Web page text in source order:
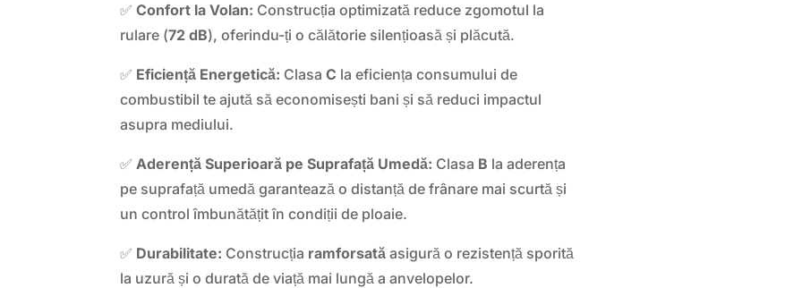
✅Confort la Volan: Construcția optimizată reduce zgomotul la
rulare (72 dB), oferindu-ți o călătorie silențioasă și plăcută.
✅ Eficiență Energetică: ClasaC la eficiența consumului de
combustibil te ajută să economisești bani și să reduci impactul
asupra mediului.
✅Aderență Superioară pe Suprafață Umedă: Clasa B la aderența
pe suprafață umedă garantează o distanță de frânare mai scurtă și
un control îmbunătățit în condiții de ploaie.
✅ Durabilitate: Construcția ramforsată asigură o rezistență sporită
la uzură și o durată de viață mai lungă a anvelopelor.